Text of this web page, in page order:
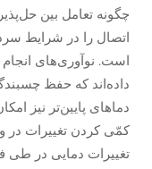
اتصال را در شرایط
است. نوآوری‌های
داده‌اند که حفظ
دماهای پایین‌تر نیز
کمّی کردن تغییرات در
تغییرات دمایی در طی